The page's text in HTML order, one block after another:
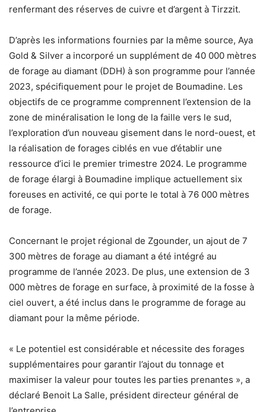
renfermant des réserves de cuivre et d’argent à Tirzzit.
D’après les informations fournies par la même source, Aya
Gold & Silver a incorporé un supplément de 40 000 mètres
de forage au diamant (DDH) à son programme pour l’année
2023, spécifiquement pour le projet de Boumadine. Les
objectifs de ce programme comprennent l’extension de la
zone de minéralisation le long de la faille vers le sud,
l’exploration d’un nouveau gisement dans le nord-ouest, et
la réalisation de forages ciblés en vue d’établir une
ressource d’ici le premier trimestre 2024. Le programme
de forage élargi à Boumadine implique actuellement six
foreuses en activité, ce qui porte le total à 76 000 mètres
de forage.
Concernant le projet régional de Zgounder, un ajout de 7
300 mètres de forage au diamant a été intégré au
programme de l’année 2023. De plus, une extension de 3
000 mètres de forage en surface, à proximité de la fosse à
ciel ouvert, a été inclus dans le programme de forage au
diamant pour la même période.
« Le potentiel est considérable et nécessite des forages
supplémentaires pour garantir l’ajout du tonnage et
maximiser la valeur pour toutes les parties prenantes », a
déclaré Benoit La Salle, président directeur général de